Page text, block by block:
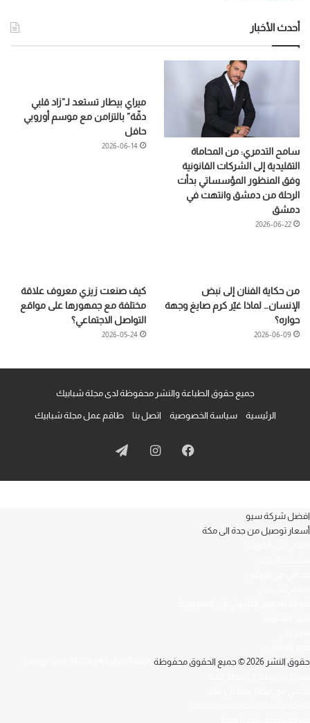
أحدث الأخبار
سامح التدمري: من المحاماة
التقليدية إلى الشركات القانونية
وفق المنظور المؤسساتي بدأت
الرحلة من دمشق وانتهت في
دمشق
2026-06-22
ميراي بيطار تستعد لـ”زاد قلبي
دقّة” بالتزامن مع موسم أوروبي
حافل
2026-06-14
من حكاية الفنان إلى نبض
الإنسان… لماذا غيّر كرم صايغ وجهة
حواره؟
2026-06-09
كيف صنعت زيزي معروف علاقة
مختلفة مع جمهورها على مواقع
التواصل الاجتماعي؟
2026-05-24
جميع حقوق الطباعة والنشر محفوظة لدى مجلة شبابيك
الرئيسية سياسة الخصوصية اتصل بنا طاقم عمل مجلة شبابيك
فيسبوكانستقرامتيلقرام
افضل شركة سيو
أسعار توصيل من جدة الى مكة
حقوق النشر 2026 © جميع الحقوق محفوظة